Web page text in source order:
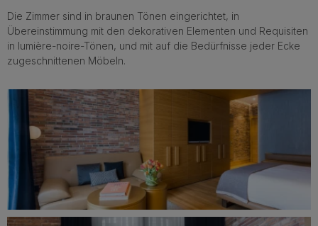
Die Zimmer sind in braunen Tönen eingerichtet, in
Übereinstimmung mit den dekorativen Elementen und Requisiten
in lumière-noire-Tönen, und mit auf die Bedürfnisse jeder Ecke
zugeschnittenen Möbeln.